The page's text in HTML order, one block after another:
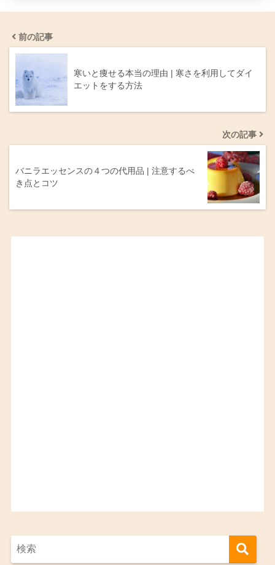
前の記事
寒いと痩せる本当の理由 | 寒さを利用してダイ
エットをする方法
次の記事
バニラエッセンスの４つの代用品 | 注意するべ
き点とコツ